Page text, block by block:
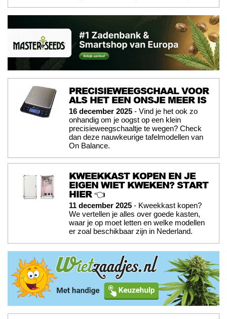
PRECISIEWEEGSCHAAL VOOR
ALS HET EEN ONSJE MEER IS
16 december 2025 - Vind je het ook zo
onhandig om je oogst op een klein
precisieweegschaaltje te wegen? Check
dan deze nauwkeurige tafelmodellen van
On Balance.
KWEEKKAST KOPEN EN JE
EIGEN WIET KWEKEN? START
HIER 👈
11 december 2025 - Kweekkast kopen?
We vertellen je alles over goede kasten,
waar je op moet letten en welke modellen
er zoal beschikbaar zijn in Nederland.